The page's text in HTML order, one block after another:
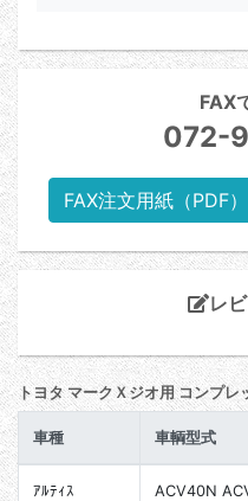
FAX
072-
FAX注文用紙（PDF）
レ
トヨタ マークＸジオ用 コンプレ
車種 車輌型式
ｱﾙﾃｨｽ ACV40N